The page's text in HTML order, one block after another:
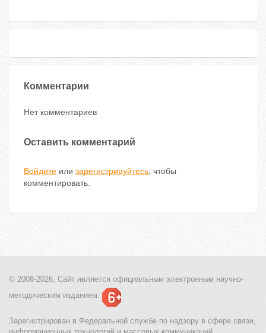
Комментарии
Нет комментариев
Оставить комментарий
Войдите или зарегистрируйтесь, чтобы
комментировать.
© 2008-2026, Сайт является официальным электронным научно-
методическим изданием.
Зарегистрирован в Федеральной службе по надзору в сфере связи,